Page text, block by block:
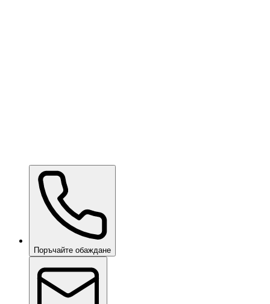
Ceramic Pro ION Base Coatпри запитване
Поръчайте обаждане